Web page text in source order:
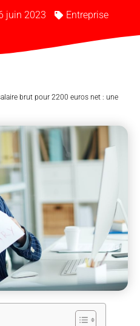
juin 2023 Entreprise
brut pour 2200 euros net : une